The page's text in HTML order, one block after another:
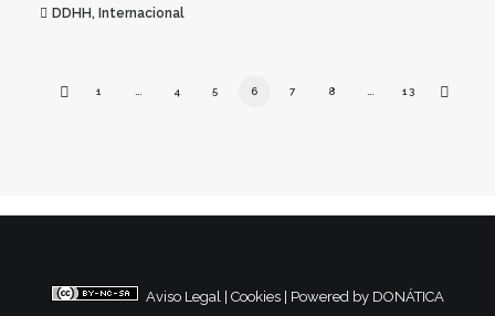
DDHH, Internacional
1 4 5 6 7 8 13
Aviso Legal Cookies Powered by DONÁTICA